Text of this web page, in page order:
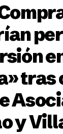
tras
y